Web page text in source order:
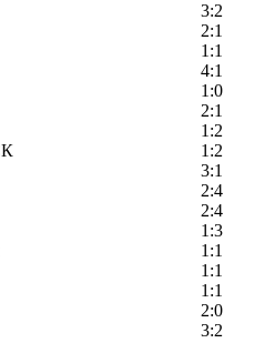
3:2
2:1
1:1
4:1
1:0
2:1
1:2
1:2
3:1
2:4
2:4
1:3
1:1
1:1
1:1
2:0
3:2